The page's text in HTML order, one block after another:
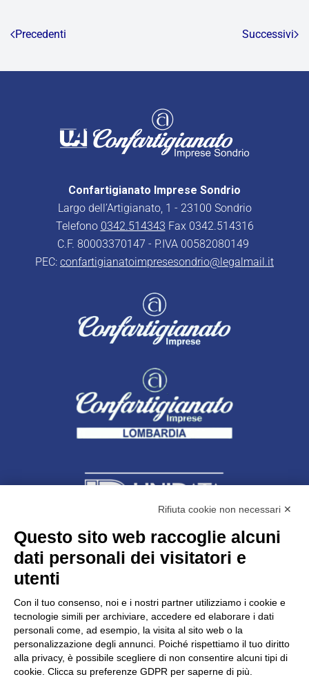
Precedenti Successivi
Confartigianato Imprese Sondrio
Largo dell’Artigianato, 1 - 23100 Sondrio
Telefono 0342.514343 Fax 0342.514316
C.F. 80003370147 - P.IVA 00582080149
PEC: confartigianatoimpresesondrio@legalmail.it
Unidata s.r.lcon unico socio
Largo dell’Artigianato, 1 - 23100 Sondrio
C.F. 00481790145 - N.REA SO-36426
PEC: unidata.sondrio@legalmail.it
Cap. soc. euro 100.000,00 i.v.
Rifiuta cookie non necessari ✕
Questo sito web raccoglie alcuni
dati personali dei visitatori e
utenti
Con il tuo consenso, noi e i nostri partner utilizziamo i cookie e
tecnologie simili per archiviare, accedere ed elaborare i dati
personali come, ad esempio, la visita al sito web o la
personalizzazione degli annunci. Poiché rispettiamo il tuo diritto
alla privacy, è possibile scegliere di non consentire alcuni tipi di
cookie. Clicca su preferenze GDPR per saperne di più.